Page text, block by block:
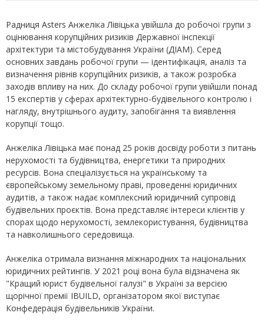
Радниця Asters Анжеліка Лівіцька увійшла до робочої групи з
оцінювання корупційних ризиків Державної інспекції
архітектури та містобудування України (ДІАМ). Серед
основних завдань робочої групи — ідентифікація, аналіз та
визначення рівнів корупційних ризиків, а також розробка
заходів впливу на них. До складу робочої групи увійшли понад
15 експертів у сферах архітектурно-будівельного контролю і
нагляду, внутрішнього аудиту, запобігання та виявлення
корупції тощо.
Анжеліка Лівіцька має понад 25 років досвіду роботи з питань
нерухомості та будівництва, енергетики та природних
ресурсів. Вона спеціалізується на українському та
європейському земельному праві, проведенні юридичних
аудитів, а також надає комплексний юридичний супровід
будівельних проєктів. Вона представляє інтереси клієнтів у
спорах щодо нерухомості, землекористування, будівництва
та навколишнього середовища.
Анжеліка отримала визнання міжнародних та національних
юридичних рейтингів. У 2021 році вона була відзначена як
"Кращий юрист будівельної галузі" в Україні за версією
щорічної премії IBUILD, організатором якої виступає
Конфедерація будівельників України.